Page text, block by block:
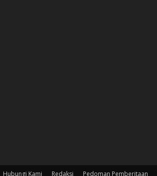
Hubungi Kami Redaksi Pedoman Pemberitaan